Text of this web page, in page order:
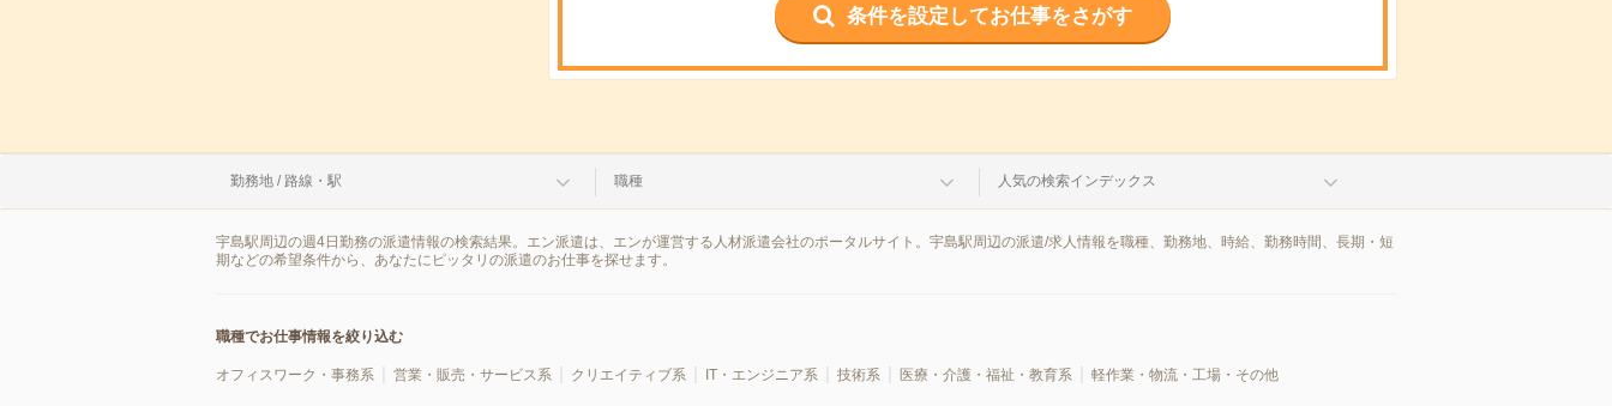
条件を設定してお仕事をさがす
勤務地 / 路線・駅 職種 人気の検索インデックス
宇島駅周辺の週4日勤務の派遣情報の検索結果。エン派遣は、エンが運営する人材派遣会社のポータルサイト。宇島駅周辺の派遣/求人情報を職種、勤務地、時給、勤務時間、長期・短
期などの希望条件から、あなたにピッタリの派遣のお仕事を探せます。
職種でお仕事情報を絞り込む
オフィスワーク・事務系 営業・販売・サービス系 クリエイティブ系 IT・エンジニア系 技術系 医療・介護・福祉・教育系 軽作業・物流・工場・その他